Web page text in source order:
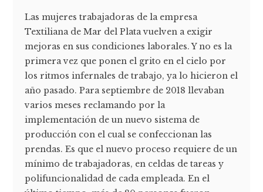
Las mujeres trabajadoras de la empresa
Textiliana de Mar del Plata vuelven a exigir
mejoras en sus condiciones laborales. Y no es la
primera vez que ponen el grito en el cielo por
los ritmos infernales de trabajo, ya lo hicieron el
año pasado. Para septiembre de 2018 llevaban
varios meses reclamando por la
implementación de un nuevo sistema de
producción con el cual se confeccionan las
prendas. Es que el nuevo proceso requiere de un
mínimo de trabajadoras, en celdas de tareas y
polifuncionalidad de cada empleada. En el